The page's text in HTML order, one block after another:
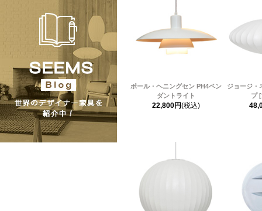
ポール・ヘニングセン PH4ペン
ダントライト
22,800円(税込)
ジョージ・
プ